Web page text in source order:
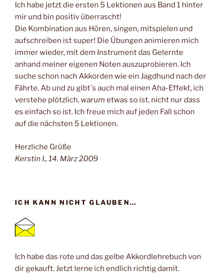
Ich habe jetzt die ersten 5 Lektionen aus Band 1 hinter
mir und bin positiv überrascht!
Die Kombination aus Hören, singen, mitspielen und
aufschreiben ist super! Die Übungen animieren mich
immer wieder, mit dem Instrument das Gelernte
anhand meiner eigenen Noten auszuprobieren. Ich
suche schon nach Akkorden wie ein Jagdhund nach der
Fährte. Ab und zu gibt´s auch mal einen Aha-Effekt, ich
verstehe plötzlich, warum etwas so ist, nicht nurdass
es einfach so ist. Ich freue mich auf jeden Fall schon
auf die nächsten 5 Lektionen.
Herzliche Grüße
Kerstin I., 14. März 2009
ICH KANN NICHT GLAUBEN…
Ich habe das rote und das gelbe Akkordlehrebuch von
dir gekauft. Jetzt lerne ich endlich richtig damit.